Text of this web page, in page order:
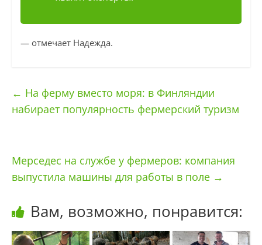
— отмечает Надежда.
← На ферму вместо моря: в Финляндии
набирает популярность фермерский туризм
Мерседес на службе у фермеров: компания
выпустила машины для работы в поле →
Вам, возможно, понравится: